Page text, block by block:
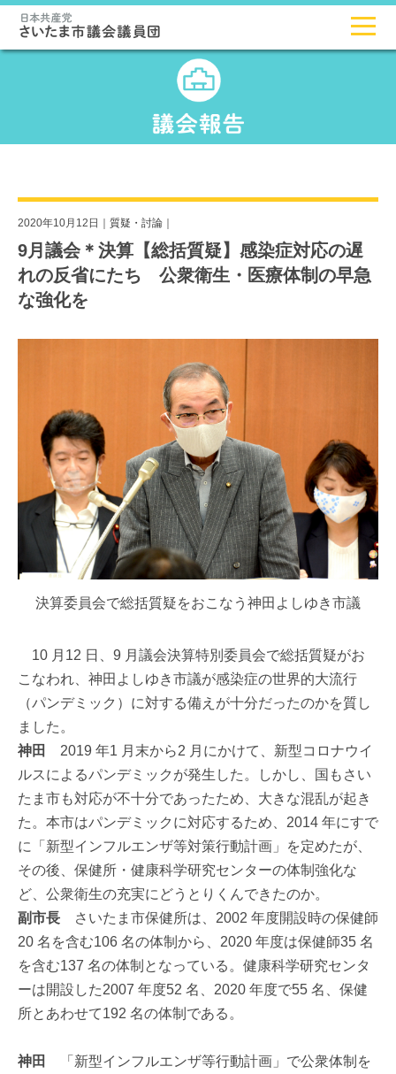
2020年10月12日｜ 質疑・討論
9月議会＊決算【総括質疑】感染症対応の遅
れの反省にたち 公衆衛生・医療体制の早急
な強化を
決算委員会で総括質疑をおこなう神田よしゆき市議
10 月12 日、9 月議会決算特別委員会で総括質疑がお
こなわれ、神田よしゆき市議が感染症の世界的大流行
（パンデミック）に対する備えが十分だったのかを質し
ました。
神田
2019 年1 月末から2 月にかけて、新型コロナウイ
ルスによるパンデミックが発生した。しかし、国もさい
たま市も対応が不十分であったため、大きな混乱が起き
た。本市はパンデミックに対応するため、2014 年にすで
に「新型インフルエンザ等対策行動計画」を定めたが、
その後、保健所・健康科学研究センターの体制強化な
ど、公衆衛生の充実にどうとりくんできたのか。
副市長 さいたま市保健所は、2002 年度開設時の保健師
20 名を含む106 名の体制から、2020 年度は保健師35 名
を含む137 名の体制となっている。健康科学研究センタ
ーは開設した2007 年度52 名、2020 年度で55 名、保健
所とあわせて192 名の体制である。
神田
「新型インフルエンザ等行動計画」で公衆体制を